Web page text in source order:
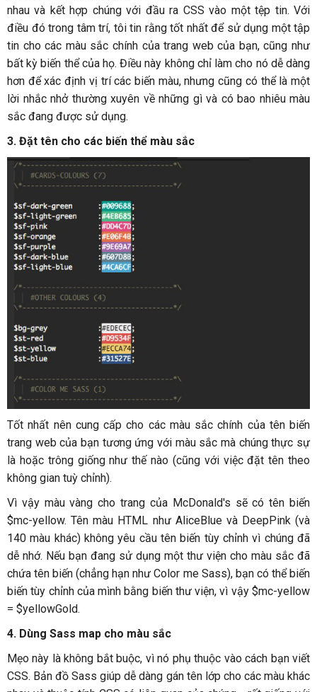
nhau và kết hợp chúng với đầu ra CSS vào một tệp tin. Với
điều đó trong tâm trí, tôi tin rằng tốt nhất để sử dụng một tập
tin cho các màu sắc chính của trang web của bạn, cũng như
bất kỳ biến thể của họ. Điều này không chỉ làm cho nó dễ dàng
hơn để xác định vị trí các biến màu, nhưng cũng có thể là một
lời nhắc nhở thường xuyên về những gì và có bao nhiêu màu
sắc đang được sử dụng.
3. Đặt tên cho các biến thể màu sắc
Tốt nhất nên cung cấp cho các màu sắc chính của tên biến
trang web của bạn tương ứng với màu sắc mà chúng thực sự
là hoặc trông giống như thế nào (cũng với việc đặt tên theo
không gian tuỳ chỉnh).
Vì vậy màu vàng cho trang của McDonald's sẽ có tên biến
$mc-yellow. Tên màu HTML như AliceBlue và DeepPink (và
140 màu khác) không yêu cầu tên biến tùy chỉnh vì chúng đã
dễ nhớ. Nếu bạn đang sử dụng một thư viện cho màu sắc đã
chứa tên biến (chẳng hạn như Color me Sass), bạn có thể biến
biến tùy chỉnh của mình bằng biến thư viện, vì vậy $mc-yellow
= $yellowGold.
4. Dùng Sass map cho màu sắc
Mẹo này là không bắt buộc, vì nó phụ thuộc vào cách bạn viết
CSS. Bản đồ Sass giúp dễ dàng gán tên lớp cho các màu khác